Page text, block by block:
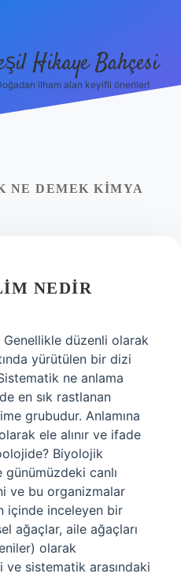
Hikaye Bahçesi
ilham alan keyifli öneriler!
NE DEMEK KIMYA
NEDIR
Genellikle düzenli olarak
yürütülen bir dizi
ne anlama
en sık rastlanan
grubudur. Anlamına
ele alınır ve ifade
Biyolojik
canlı
ve bu organizmalar
içinde inceleyen bir
ağaçlar, aile ağaçları
olarak
sistematik arasındaki